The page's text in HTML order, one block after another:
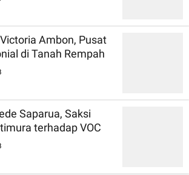
Ambon, Pusat
di Tanah Rempah
Saparua, Saksi
terhadap VOC